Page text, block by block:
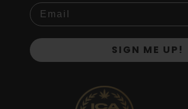
SIGN ME UP!